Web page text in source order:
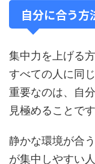
自分に合う方
集中力を上げる
すべての人に同
重要なのは、自
見極めることです
静かな環境が合
が集中しやすい